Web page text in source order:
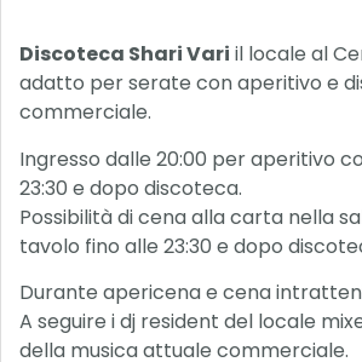
Discoteca Shari Vari il locale al
adatto per serate con aperitivo e
commerciale.
Ingresso dalle 20:00 per aperitivo
23:30 e dopo discoteca.
Possibilità di cena alla carta nella
tavolo fino alle 23:30 e dopo
Durante apericena e cena
A seguire i dj resident del locale
della musica attuale commerciale.